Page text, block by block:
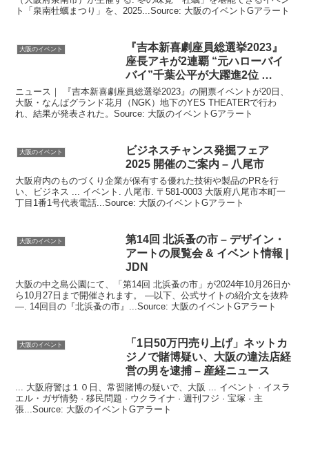
ト「泉南牡蠣まつり」を、2025...Source: 大阪のイベントGアラート
大阪のイベント
『吉本新喜劇座員総選挙2023』
座長アキが2連覇 “元ハローバイ
バイ”千葉公平が大躍進2位 …
ニュース｜ 『吉本新喜劇座員総選挙2023』の開票イベントが20日、
大阪・なんばグランド花月（NGK）地下のYES THEATERで行わ
れ、結果が発表された。Source: 大阪のイベントGアラート
大阪のイベント
ビジネスチャンス発掘フェア
2025 開催のご案内 – 八尾市
大阪府内のものづくり企業が保有する優れた技術や製品のPRを行
い、ビジネス ... イベント. 八尾市. 〒581-0003 大阪府八尾市本町一
丁目1番1号代表電話...Source: 大阪のイベントGアラート
大阪のイベント
第14回 北浜蚤の市 – デザイン・
アートの展覧会 & イベント情報 |
JDN
大阪の中之島公園にて、「第14回 北浜蚤の市」が2024年10月26日か
ら10月27日まで開催されます。 —以下、公式サイトの紹介文を抜粋
—. 14回目の『北浜蚤の市』...Source: 大阪のイベントGアラート
大阪のイベント
「1日50万円売り上げ」ネットカ
ジノで賭博疑い、 大阪の違法店経
営の男を逮捕 – 産経ニュース
... 大阪府警は１０日、常習賭博の疑いで、大阪 ... イベント · イスラ
エル・ガザ情勢 · 移民問題 · ウクライナ · 週刊フジ · 宝塚 · 主
張...Source: 大阪のイベントGアラート